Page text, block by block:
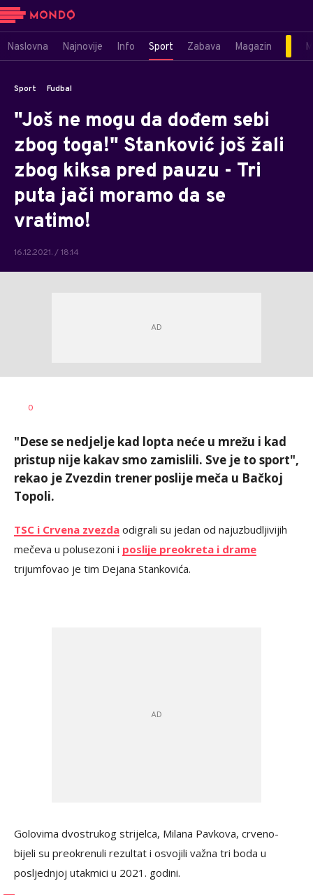
Naslovna Najnovije Info Sport Zabava Magazin
Sport Fudbal
"Još ne mogu da dođem sebi
zbog toga!" Stanković još žali
zbog kiksa pred pauzu - Tri
puta jači moramo da se
vratimo!
16.12.2021. / 18:14
AUTOR
0
"Dese se nedjelje kad lopta neće u mrežu i kad
pristup nije kakav smo zamislili. Sve je to sport",
rekao je Zvezdin trener poslije meča u Bačkoj
Topoli.
TSC i Crvena zvezda odigrali su jedan od najuzbudljivijih
mečeva u polusezoni i poslije preokreta i drame
trijumfovao je tim Dejana Stankovića.
Golovima dvostrukog strijelca, Milana Pavkova, crveno-
bijeli su preokrenuli rezultat i osvojili važna tri boda u
posljednjoj utakmici u 2021. godini.